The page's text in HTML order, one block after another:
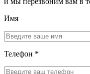
Имя
Телефон *